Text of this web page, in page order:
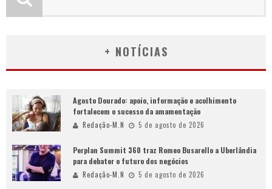
+ NOTÍCIAS
Agosto Dourado: apoio, informação e acolhimento
fortalecem o sucesso da amamentação
Redação-M.N 5 de agosto de 2026
Perplan Summit 360 traz Romeo Busarello a Uberlândia
para debater o futuro dos negócios
Redação-M.N 5 de agosto de 2026